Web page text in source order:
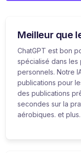
Meilleur que
ChatGPT est bon
spécialisé dans les
personnels. Notre
publications pour
des publications
secondes sur la
aérobiques. et plus.